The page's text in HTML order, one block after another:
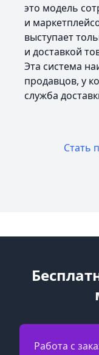
это модель
и
выступает
и доставкой
Эта система
продавцов, у
служба
Стать
Работа с